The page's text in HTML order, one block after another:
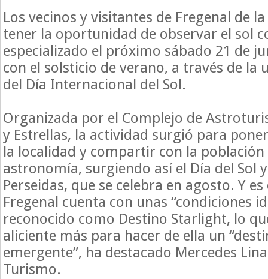
Los vecinos y visitantes de Fregenal de
tener la oportunidad de observar el sol
especializado el próximo sábado 21 de
con el solsticio de verano, a través de la
del Día Internacional del Sol.
Organizada por el Complejo de
y Estrellas, la actividad surgió para
la localidad y compartir con la población
astronomía, surgiendo así el Día del Sol
Perseidas, que se celebra en agosto. Y
Fregenal cuenta con unas “condiciones
reconocido como Destino Starlight, lo
aliciente más para hacer de ella un
emergente”, ha destacado Mercedes
Turismo.